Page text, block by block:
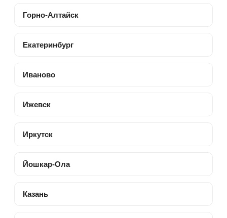
Горно-Алтайск
Екатеринбург
Иваново
Ижевск
Иркутск
Йошкар-Ола
Казань